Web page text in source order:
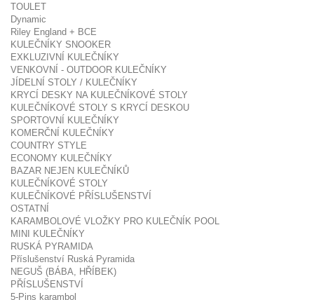
TOULET
Dynamic
Riley England + BCE
KULEČNÍKY SNOOKER
EXKLUZIVNÍ KULEČNÍKY
VENKOVNÍ - OUTDOOR KULEČNÍKY
JÍDELNÍ STOLY / KULEČNÍKY
KRYCÍ DESKY NA KULEČNÍKOVÉ STOLY
KULEČNÍKOVÉ STOLY S KRYCÍ DESKOU
SPORTOVNÍ KULEČNÍKY
KOMERČNÍ KULEČNÍKY
COUNTRY STYLE
ECONOMY KULEČNÍKY
BAZAR NEJEN KULEČNÍKŮ
KULEČNÍKOVÉ STOLY
KULEČNÍKOVÉ PŘÍSLUŠENSTVÍ
OSTATNÍ
KARAMBOLOVÉ VLOŽKY PRO KULEČNÍK POOL
MINI KULEČNÍKY
RUSKÁ PYRAMIDA
Příslušenství Ruská Pyramida
NEGUŠ (BÁBA, HŘÍBEK)
PŘÍSLUŠENSTVÍ
5-Pins karambol